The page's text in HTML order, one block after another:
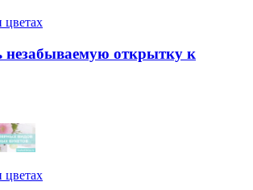
цветах
незабываемую открытку к
цветах